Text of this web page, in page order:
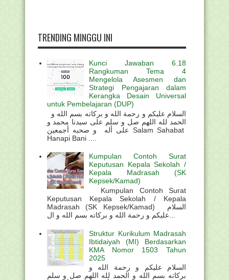
TRENDING MINGGU INI
Kunci Jawaban 6.18
Rangkuman Tema 4
Mengelola Asesmen dan
Strategi Pengajaran dalam
Kerangka Desain Universal
untuk Pembelajaran (DUP)
الحمد لله اللهم صل و سلم على سيدنا محمد و
على أله و صحبه أجمعين Salam Sahabat
Hanapi Bani ....
Kumpulan Contoh Surat
Keputusan Kepala Sekolah /
Kepala Madrasah (SK
Kepsek/Kamad)
Kumpulan Contoh Surat
Keputusan Kepala Sekolah / Kepala
Madrasah (SK Kepsek/Kamad) السلام
Struktur Kurikulum Madrasah
Ibtidaiyah (MI) Berdasarkan
KMA Nomor 1503 Tahun
2025
السلام عليكم و رحمة الله و
بركاته بسم الله و الحمد لله اللهم صل و سلم